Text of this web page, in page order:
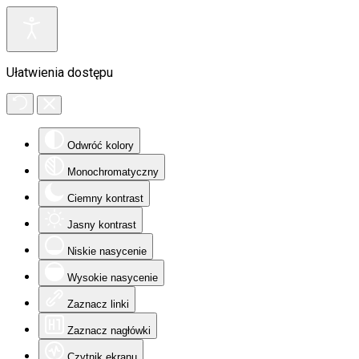
Ułatwienia dostępu
Odwróć kolory
Monochromatyczny
Ciemny kontrast
Jasny kontrast
Niskie nasycenie
Wysokie nasycenie
Zaznacz linki
Zaznacz nagłówki